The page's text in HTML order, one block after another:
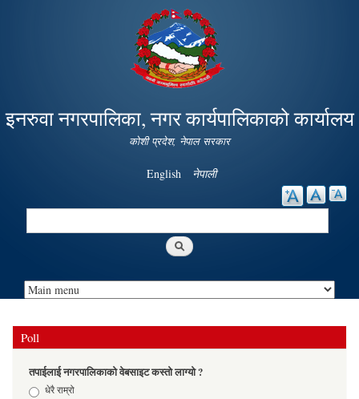
Skip to
main
content
इनरुवा नगरपालिका, नगर कार्यपालिकाको कार्यालय
कोशी प्रदेश, नेपाल सरकार
English नेपाली
Search
Poll
तपाईलाई नगरपालिकाको वेबसाइट कस्तो लाग्यो ?
Choicesधेरै राम्रो